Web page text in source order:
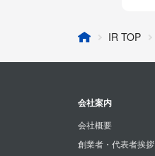
IR TOP
会社案内
会社概要
創業者・代表者挨拶